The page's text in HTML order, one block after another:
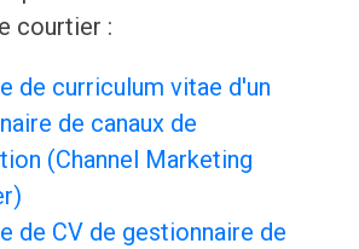
courtier :
de curriculum vitae d'un
de canaux de
(Channel Marketing
de CV de gestionnaire de